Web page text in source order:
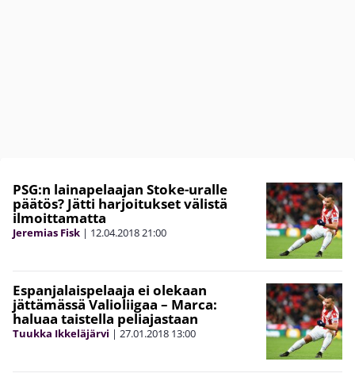
PSG:n lainapelaajan Stoke-uralle
päätös? Jätti harjoitukset välistä
ilmoittamatta
Jeremias Fisk | 12.04.201821:00
Espanjalaispelaaja ei olekaan
jättämässä Valioliigaa – Marca:
haluaa taistella peliajastaan
Tuukka Ikkeläjärvi | 27.01.2018 13:00